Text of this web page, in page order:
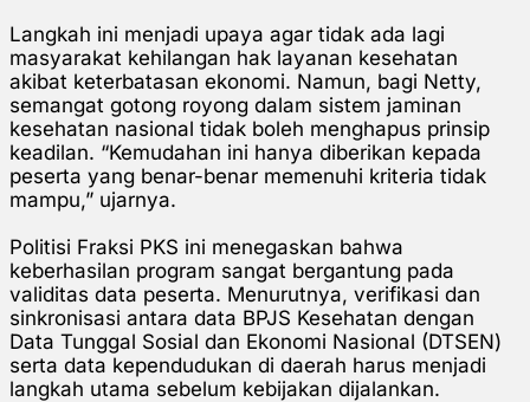
Langkah ini menjadi upaya agar tidak ada lagi
masyarakat kehilangan hak layanan kesehatan
akibat keterbatasan ekonomi. Namun, bagi Netty,
semangat gotong royong dalam sistem jaminan
kesehatan nasional tidak boleh menghapus prinsip
keadilan. “Kemudahan ini hanya diberikan kepada
peserta yang benar-benar memenuhi kriteria tidak
mampu,” ujarnya.
Politisi Fraksi PKS ini menegaskan bahwa
keberhasilan program sangat bergantung pada
validitas data peserta. Menurutnya, verifikasi dan
sinkronisasi antara data BPJS Kesehatan dengan
Data Tunggal Sosial dan Ekonomi Nasional (DTSEN)
serta data kependudukan di daerah harus menjadi
langkah utama sebelum kebijakan dijalankan.